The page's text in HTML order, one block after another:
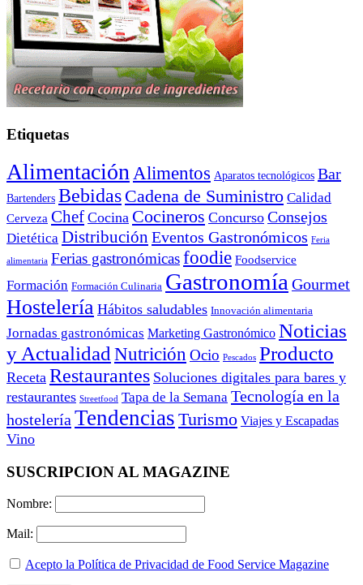
Etiquetas
Alimentación Alimentos Aparatos tecnológicos Bar
Bartenders Bebidas Cadena de Suministro Calidad
Cerveza Chef Cocina Cocineros Concurso Consejos
Dietética Distribución Eventos Gastronómicos Feria
alimentaria Ferias gastronómicasfoodie Foodservice
Formación Formación Culinaria Gastronomía Gourmet
Hostelería Hábitos saludables Innovación alimentaria
Jornadas gastronómicas Marketing Gastronómico Noticias
y Actualidad Nutrición Ocio Pescados Producto
Receta Restaurantes Soluciones digitales para bares y
restaurantes Streetfood Tapa de la Semana Tecnología en la
hostelería Tendencias Turismo Viajes y Escapadas
Vino
SUSCRIPCION AL MAGAZINE
Nombre:
Mail:
Acepto la Política de Privacidad de Food Service Magazine